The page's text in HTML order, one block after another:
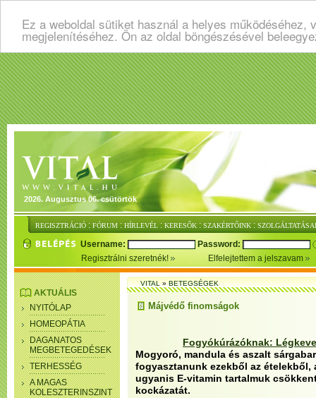
Ez a weboldal sütiket használ a helyes
megjelenítéséhez. Ön az oldal böngészésével
2026. Augusztus 06. csütörtök
REGISZTRÁCIÓ : FÓRUM : HÍRLEVÉL : KERESŐK : SZAKÉRTŐINK :
Username:
Password:
Regisztrálni szeretnék!
Elfelejtettem a jelszavam
AKTUÁLIS
NYITÓLAP
HOMEOPÁTIA
DAGANATOS
MEGBETEGEDÉSEK
TERHESSÉG
A MAGAS
KOLESZTERINSZINT
VITAL»BETEGSÉGEK
Májvédő finomságok
Fogyókúrázóknak:
Mogyoró, mandula és aszalt
fogyasztanunk ezekből az
ugyanis E-vitamin tartalmuk
kockázatát.